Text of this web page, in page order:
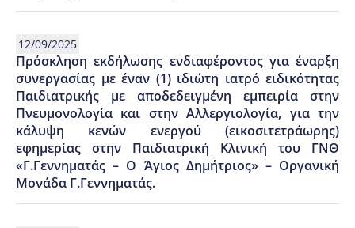
12/09/2025
Πρόσκληση εκδήλωσης ενδιαφέροντος για έναρξη
συνεργασίας με έναν (1) ιδιώτη ιατρό ειδικότητας
Παιδιατρικής με αποδεδειγμένη εμπειρία στην
Πνευμονολογία και στην Αλλεργιολογία, για την
κάλυψη κενών ενεργού (εικοσιτετράωρης)
εφημερίας στην Παιδιατρική Κλινική του ΓΝΘ
«Γ.Γεννηματάς – Ο Άγιος Δημήτριος» – Οργανική
Μονάδα Γ.Γεννηματάς.